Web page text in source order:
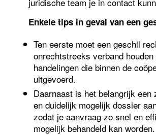
Enkele tips in geval van een
Ten eerste moet een geschil
onrechtstreeks verband houden
handelingen die binnen de
uitgevoerd.
Daarnaast is het belangrijk een
en duidelijk mogelijk dossier
zodat je aanvraag zo snel en
mogelijk behandeld kan worden.